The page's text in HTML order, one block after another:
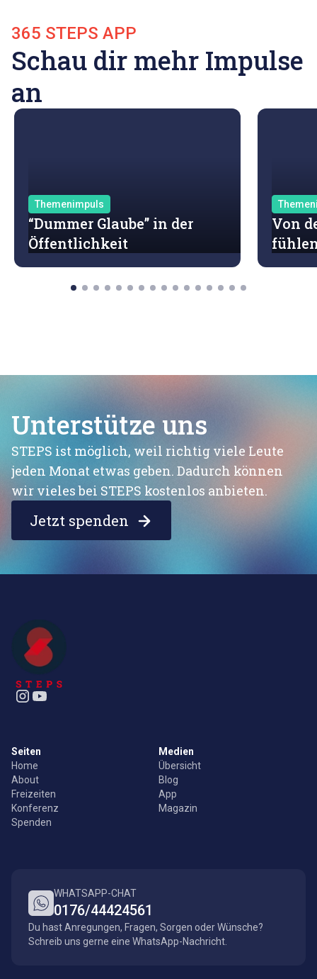
365 STEPS APP
Schau dir mehr Impulse
an
Themenimpuls
“Dummer Glaube” in der
Öffentlichkeit
Von
Unterstütze uns
STEPS ist möglich, weil richtig viele Leute
jeden Monat etwas geben. Dadurch können
wir vieles bei STEPS kostenlos anbieten.
Jetzt spenden
Seiten
Home
About
Freizeiten
Konferenz
Spenden
Medien
Übersicht
Blog
App
Magazin
WHATSAPP-CHAT
0176/44424561
Du hast Anregungen, Fragen, Sorgen oder Wünsche?
Schreib uns gerne eine WhatsApp-Nachricht.